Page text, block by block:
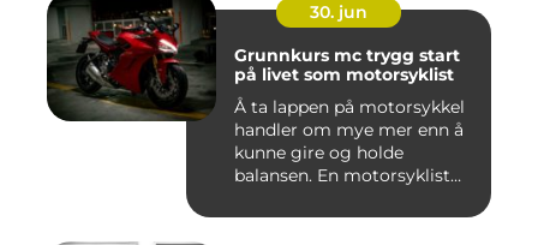
30. jun
Grunnkurs mc trygg start
på livet som motorsyklist
Å ta lappen på motorsykkel
handler om mye mer enn å
kunne gire og holde
balansen. En motorsyklist